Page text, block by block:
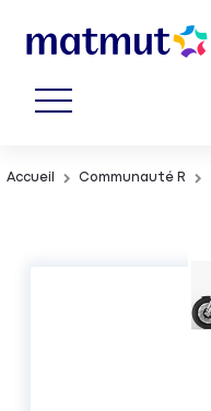
Accueil Communauté R